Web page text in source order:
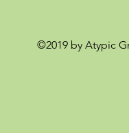
©2019 by Atypic